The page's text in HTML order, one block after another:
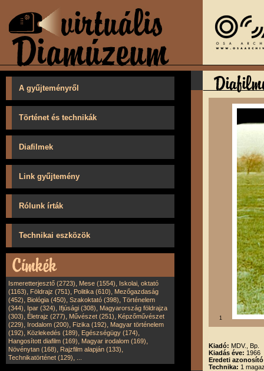
A gyűjteményről
Történet és technikák
Diafilmek
Link gyűjtemény
Rólunk írták
Technikai eszközök
Ismeretterjesztő (2723), Mese (1554), Iskolai, oktató
(1163), Földrajz (751), Politika (610), Mezőgazdaság
(452), Biológia (450), Szakoktató (398), Történelem
(344), Ipar (324), Ifjúsági (308), Magyarország földrajza
(303), Életrajz (277), Művészet (251), Képzőművészet
(229), Irodalom (200), Fizika (192), Magyar történelem
(192), Közlekedés (189), Egészségügy (174),
Hangosított diafilm (169), Magyar irodalom (169),
Növénytan (168), Rajzfilm alapján (133),
Technikatörténet (129),
1
Kiadó: MDV., Bp.
Kiadás éve: 1966
Eredeti
Technika: 1